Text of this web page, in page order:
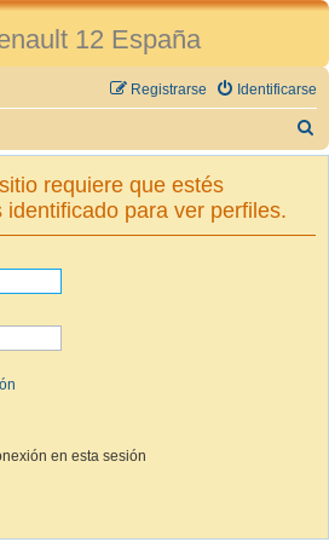
12 España
Identificarse
Registrarse
u
requiere que estés
para ver perfiles.
en esta sesión